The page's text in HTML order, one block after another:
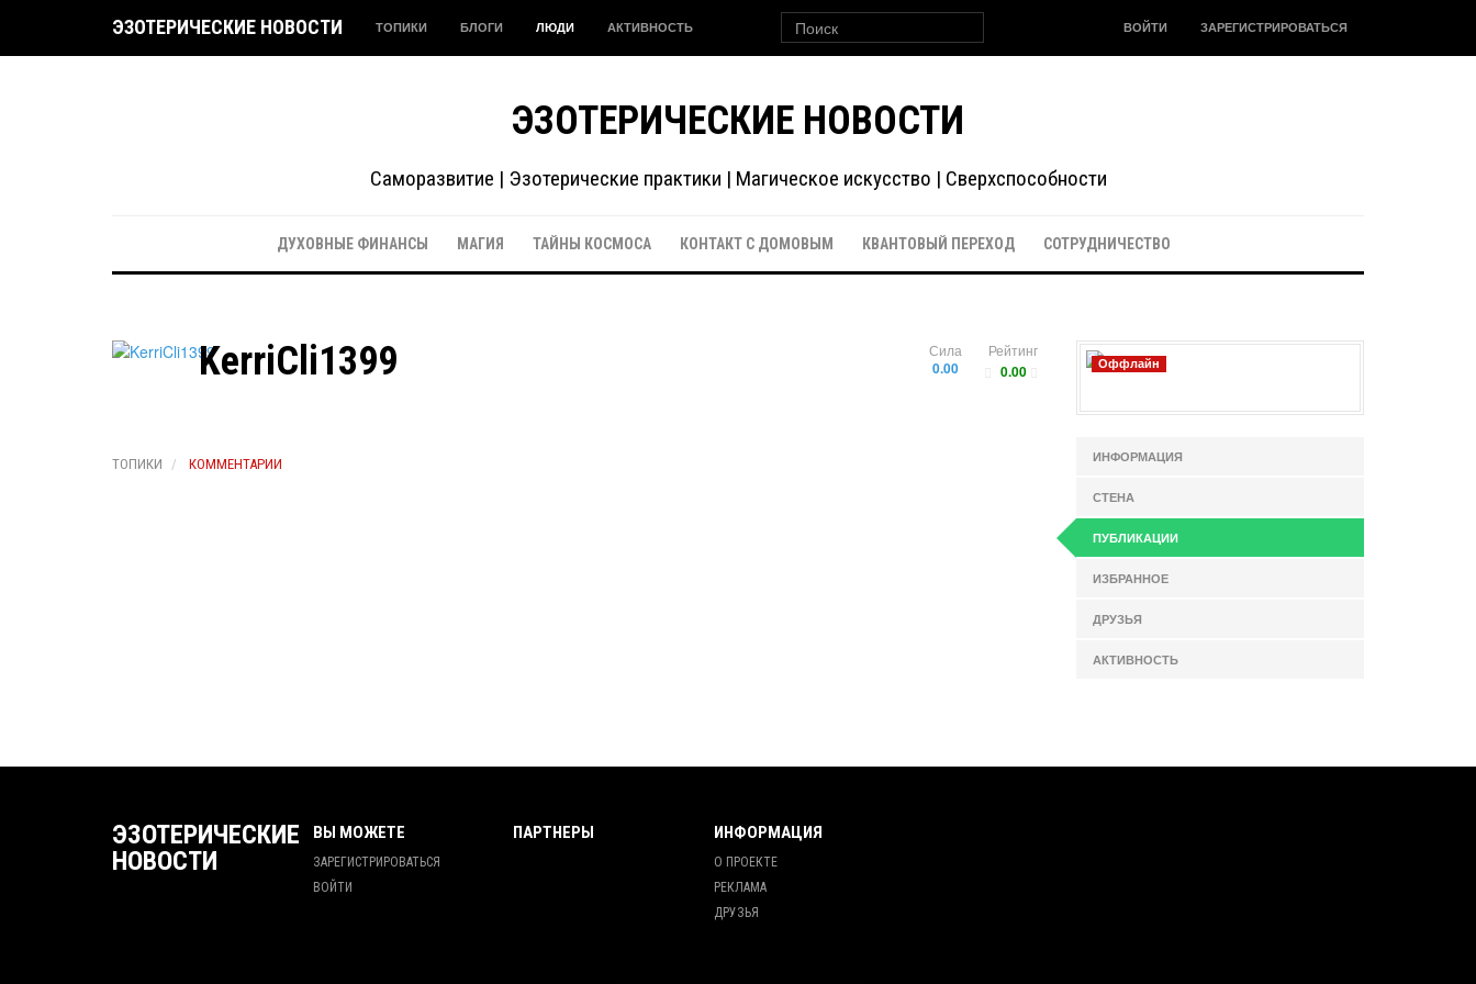
ЭЗОТЕРИЧЕСКИЕ НОВОСТИ ТОПИКИ БЛОГИ ЛЮДИ АКТИВНОСТЬ ВОЙТИ ЗАРЕГИСТРИРОВАТЬСЯ
ЭЗОТЕРИЧЕСКИЕ НОВОСТИ
Саморазвитие | Эзотерические практики | Магическое искусство | Сверхспособности
ДУХОВНЫЕ ФИНАНСЫ МАГИЯ ТАЙНЫ КОСМОСА КОНТАКТ С ДОМОВЫМ КВАНТОВЫЙ ПЕРЕХОД СОТРУДНИЧЕСТВО
Рейтинг
0.00
Сила
0.00
KerriCli1399
ТОПИКИ КОММЕНТАРИИ
Оффлайн
ИНФОРМАЦИЯ
СТЕНА
ПУБЛИКАЦИИ
ИЗБРАННОЕ
ДРУЗЬЯ
АКТИВНОСТЬ
ЭЗОТЕРИЧЕСКИЕ
НОВОСТИ
ВЫ МОЖЕТЕ
ЗАРЕГИСТРИРОВАТЬСЯ
ВОЙТИ
ПАРТНЕРЫ ИНФОРМАЦИЯ
О ПРОЕКТЕ
РЕКЛАМА
ДРУЗЬЯ